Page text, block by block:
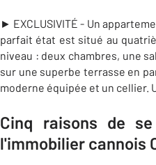
► EXCLUSIVITÉ - Un
parfait état est situé au
niveau : deux chambres, une
sur une superbe terrasse en
moderne équipée et un cellier.
Cinq raisons de
l'immobilier cannois